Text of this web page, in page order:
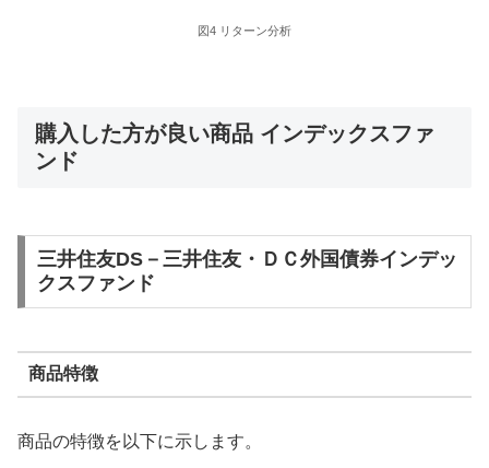
図4 リターン分析
購入した方が良い商品 インデックスファ
ンド
三井住友DS－三井住友・ＤＣ外国債券インデッ
クスファンド
商品特徴
商品の特徴を以下に示します。